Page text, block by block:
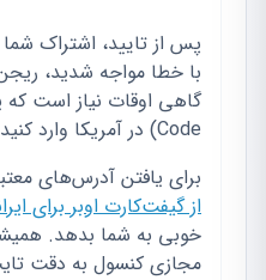
پس از تایید، اشتراک
با خطا مواجه شدید،
Code) در آمریکا وارد کنید.
برای یافتن آدرس‌های
از گیفت‌کارت اوبر برای
خوبی به شما بدهد.
مجازی کنسول به دقت